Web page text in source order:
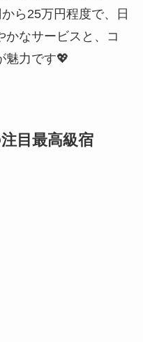
ら25万円程度で、日
かなサービスと、コ
魅力です💖
目最高級宿